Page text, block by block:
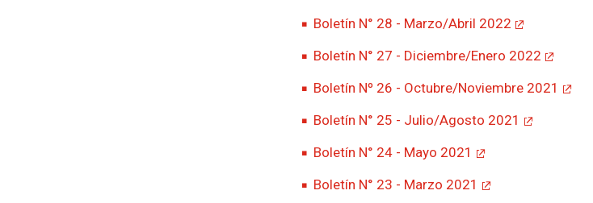
Boletín N° 28 - Marzo/Abril 2022
Boletín N° 27 - Diciembre/Enero 2022
Boletín Nº 26 - Octubre/Noviembre 2021
Boletín N° 25 - Julio/Agosto 2021
Boletín N° 24 - Mayo 2021
Boletín N° 23 - Marzo 2021